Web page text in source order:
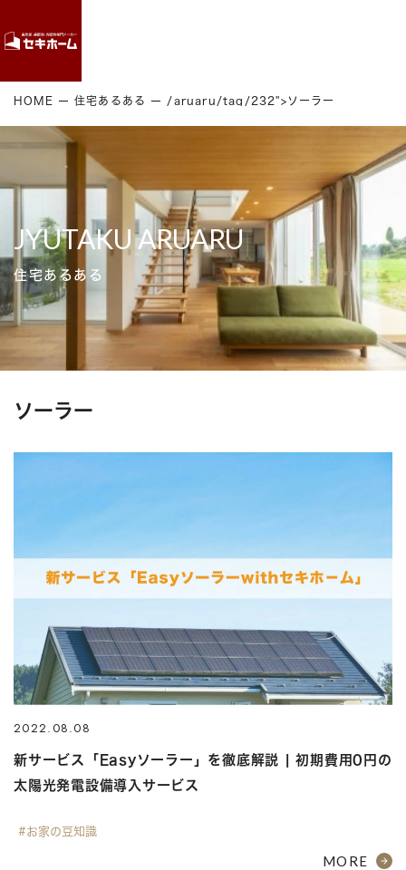
HOME 住宅あるある /aruaru/tag/232">ソーラー
JYUTAKU ARUARU
住宅あるある
ソーラー
2022.08.08
新サービス「Easyソーラー」を徹底解説 | 初期費用0円の
太陽光発電設備導入サービス
#お家の豆知識
MORE